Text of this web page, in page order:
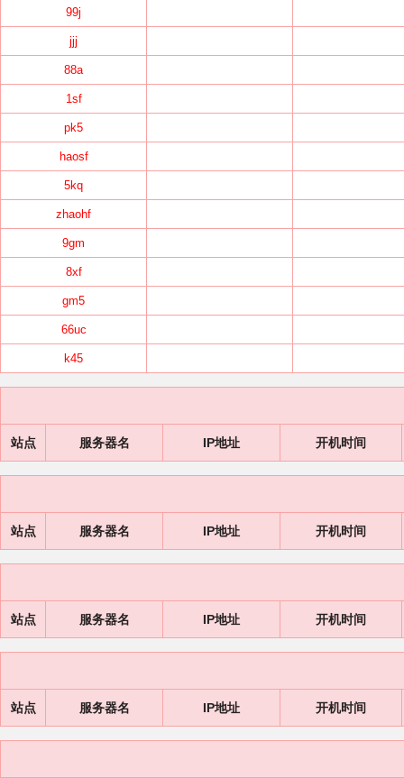
99j
jjj
88a
1sf
pk5
haosf
5kq
zhaohf
9gm
8xf
gm5
66uc
k45
站点 服务器名 IP地址 开机时间
站点 服务器名 IP地址 开机时间
站点 服务器名 IP地址 开机时间
站点 服务器名 IP地址 开机时间